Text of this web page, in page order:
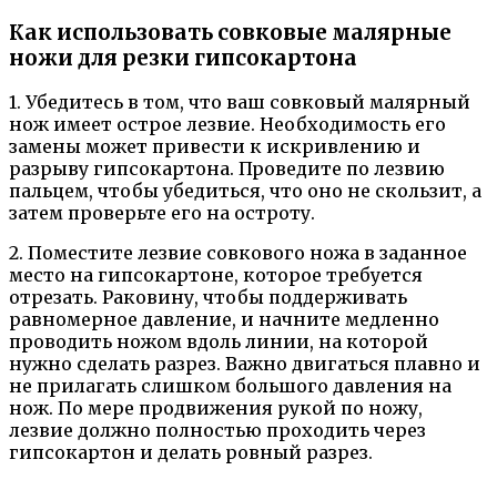
Как использовать совковые малярные
ножи для резки гипсокартона
1. Убедитесь в том, что ваш совковый малярный
нож имеет острое лезвие. Необходимость его
замены может привести к искривлению и
разрыву гипсокартона. Проведите по лезвию
пальцем, чтобы убедиться, что оно не скользит, а
затем проверьте его на остроту.
2. Поместите лезвие совкового ножа в заданное
место на гипсокартоне, которое требуется
отрезать. Раковину, чтобы поддерживать
равномерное давление, и начните медленно
проводить ножом вдоль линии, на которой
нужно сделать разрез. Важно двигаться плавно и
не прилагать слишком большого давления на
нож. По мере продвижения рукой по ножу,
лезвие должно полностью проходить через
гипсокартон и делать ровный разрез.